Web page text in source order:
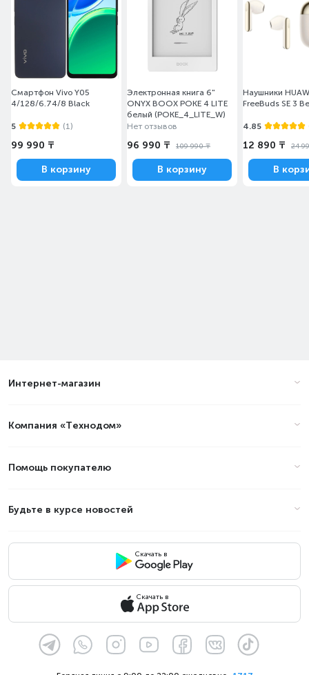
Смартфон Vivo Y05
4/128/6.74/8 Black
5 (1)
99 990 ₸
В корзину
Электронная книга 6"
ONYX BOOX POKE 4 LITE
белый (POKE_4_LITE_W)
Нет отзывов
96 990 ₸ 109 990 ₸
В корзину
Наушники
FreeBuds SE 3
4.85
12 890 ₸ 24
В
Интернет-магазин
Компания «Технодом»
Помощь покупателю
Будьте в курсе новостей
Скачать в
Скачать в